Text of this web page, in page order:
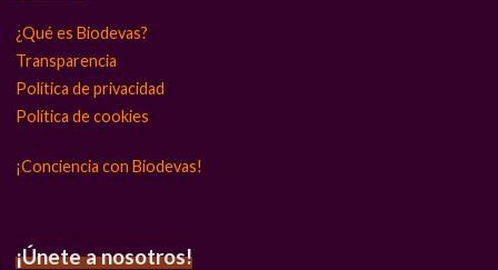
¿Qué es Biodevas?
Transparencia
Política de privacidad
Política de cookies
¡Conciencia con Biodevas!
¡Únete a nosotros!